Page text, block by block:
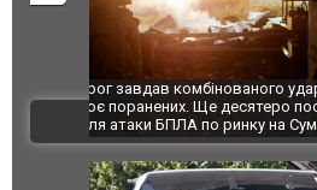
За 2000 кілометрів від
Єкатеринбурзі після атаки
склад Wildberries. ФОТО.
ВІДЕО